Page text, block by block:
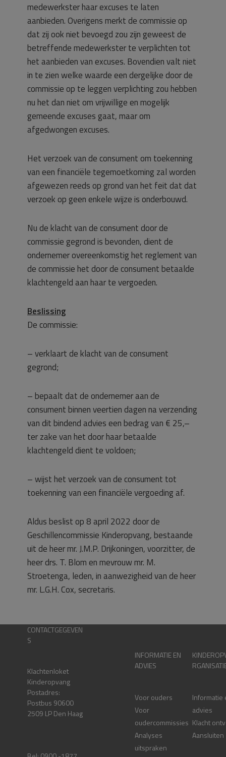
medewerkster haar excuses te laten
aanbieden. Overigens merkt de commissie op
dat zij ook niet bevoegd zou zijn geweest de
betreffende medewerkster te verplichten tot
het aanbieden van excuses. Bovendien valt niet
in te zien welke waarde een dergelijke door de
commissie op te leggen verplichting zou hebben
nu het dan niet om vrijwillige en mogelijk
gemeende excuses gaat, maar om
afgedwongen excuses.
Het verzoek van de consument om toekenning
van een financiële tegemoetkoming zal worden
afgewezen reeds op grond van het feit dat dat
verzoek op geen enkele wijze is onderbouwd.
Nu de klacht van de consument door de
commissie gegrond is bevonden, dient de
ondernemer overeenkomstig het reglement van
de commissie het door de consument betaalde
klachtengeld aan haar te vergoeden.
Beslissing
De commissie:
– verklaart de klacht van de consument
gegrond;
– bepaalt dat de ondernemer aan de
consument binnen veertien dagen na verzending
van dit bindend advies een bedrag van € 25,–
ter zake van het door haar betaalde
klachtengeld dient te voldoen;
– wijst het verzoek van de consument tot
toekenning van een financiële vergoeding af.
Aldus beslist op 8 april 2022 door de
Geschillencommissie Kinderopvang, bestaande
uit de heer mr. J.M.P. Drijkoningen, voorzitter, de
heer drs. T. Blom en mevrouw mr. M.
Stroetenga, leden, in aanwezigheid van de heer
mr. L.G.H. Cox, secretaris.
CONTACTGEGEVEN
S
Klachtenloket
Kinderopvang
Postadres:
Postbus 90600
2509 LP Den Haag
INFORMATIE EN
ADVIES
Voor ouders
Voor
oudercommissies
Analyses
uitspraken
Informatie
advies
Klacht
Aansluiten